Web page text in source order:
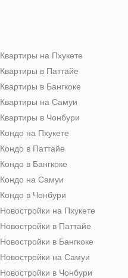
Квартиры на Пхукете
Квартиры в Паттайе
Квартиры в Бангкоке
Квартиры на Самуи
Квартиры в Чонбури
Кондо на Пхукете
Кондо в Паттайе
Кондо в Бангкоке
Кондо на Самуи
Кондо в Чонбури
Новостройки на Пхукете
Новостройки в Паттайе
Новостройки в Бангкоке
Новостройки на Самуи
Новостройки в Чонбури